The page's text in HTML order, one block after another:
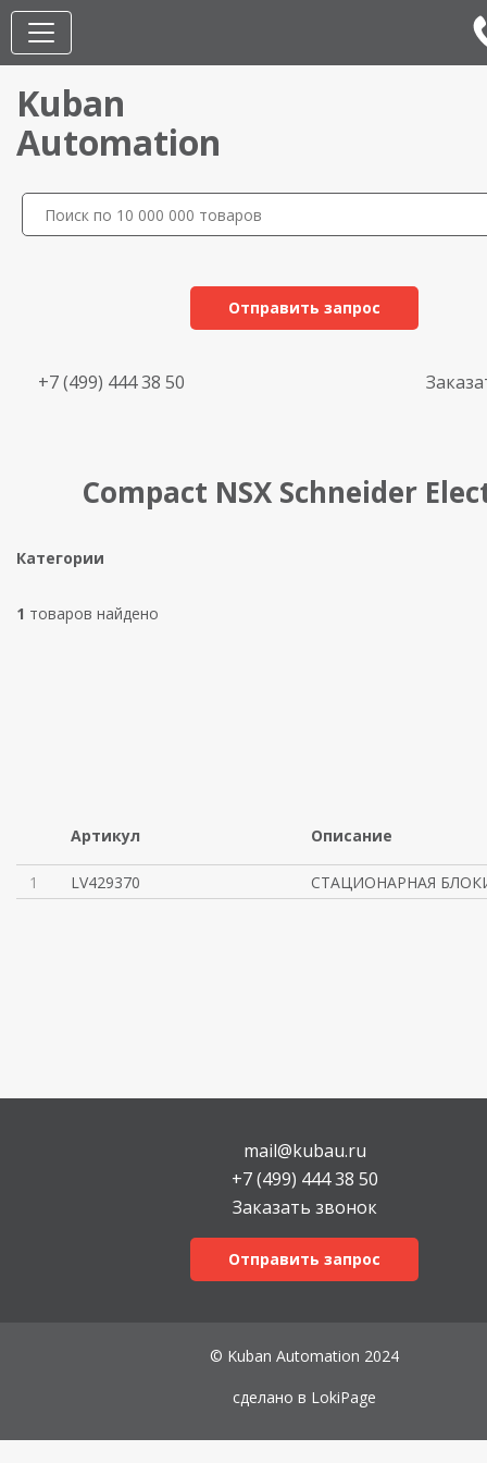
Kuban
Automation
Отправить запрос
+7 (499) 444 38 50
Compact NSX Schneider
Категории
1 товаров найдено
Артикул Описание
1 LV429370 СТАЦИОНАРНАЯ
mail@kubau.ru
+7 (499) 444 38 50
Заказать звонок
Отправить запрос
© Kuban Automation 2024
сделано в LokiPage